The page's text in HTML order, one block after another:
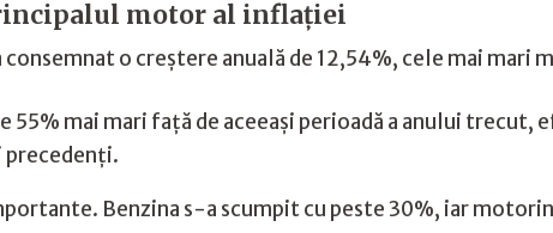
motor al inflației
o creștere anuală de 12,54%, cele mai mari
mai mari față de aceeași perioadă a anului trecut,
precedenți.
Benzina s-a scumpit cu peste 30%, iar